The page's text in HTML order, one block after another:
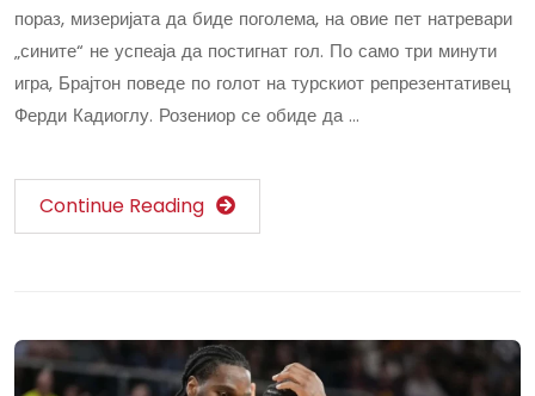
пораз, мизеријата да биде поголема, на овие пет натревари
„сините“ не успеаја да постигнат гол. По само три минути
игра, Брајтон поведе по голот на турскиот репрезентативец
Ферди Кадиоглу. Розениор се обиде да …
Continue Reading